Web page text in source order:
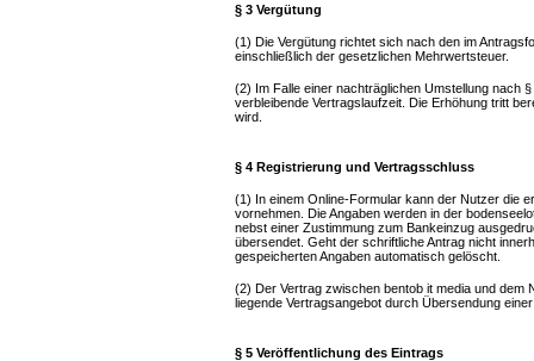
§ 3 Vergütung
(1) Die Vergütung richtet sich nach den im
einschließlich der gesetzlichen Mehrwertsteuer.
(2) Im Falle einer nachträglichen Umstellung nach
verbleibende Vertragslaufzeit. Die Erhöhung tritt
wird.
§ 4 Registrierung und Vertragsschluss
(1) In einem Online-Formular kann der Nutzer die
vornehmen. Die Angaben werden in der
nebst einer Zustimmung zum Bankeinzug
übersendet. Geht der schriftliche Antrag nicht
gespeicherten Angaben automatisch gelöscht.
(2) Der Vertrag zwischen bentob it media und dem
liegende Vertragsangebot durch Übersendung
§ 5 Veröffentlichung des Eintrags